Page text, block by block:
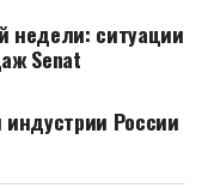
недели: ситуации
Senat
России